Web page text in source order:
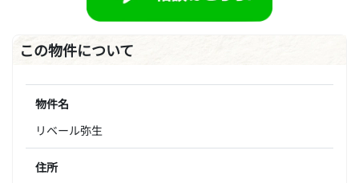
この物件について
物件名
リベール弥生
住所